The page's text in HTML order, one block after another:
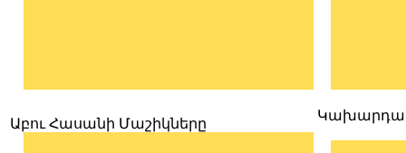
Աբու Հասանի Մաշիկները